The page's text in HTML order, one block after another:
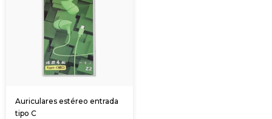
Auriculares estéreo entrada
tipo C